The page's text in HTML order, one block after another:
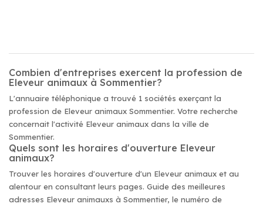
Combien d'entreprises exercent la profession de
Eleveur animaux à Sommentier?
L'annuaire téléphonique a trouvé 1 sociétés exerçant la
profession de Eleveur animaux Sommentier. Votre recherche
concernait l'activité Eleveur animaux dans la ville de
Sommentier.
Quels sont les horaires d'ouverture Eleveur
animaux?
Trouver les horaires d'ouverture d'un Eleveur animaux et au
alentour en consultant leurs pages. Guide des meilleures
adresses Eleveur animauxs à Sommentier, le numéro de